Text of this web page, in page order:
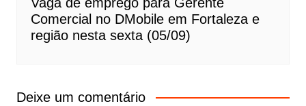
Comercial no DMobile em Fortaleza e
região nesta sexta (05/09)
Deixe um comentário